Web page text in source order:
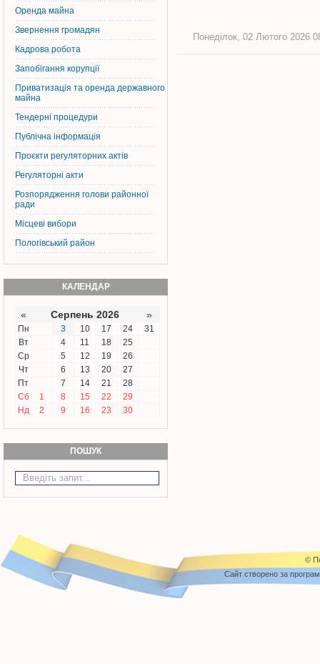
Оренда майна
Звернення громадян
Кадрова робота
Запобігання корупції
Приватизація та оренда державного
майна
Тендерні процедури
Публічна інформація
Проєкти регуляторних актів
Регуляторні акти
Розпорядження голови районної
ради
Місцеві вибори
Пологівський район
КАЛЕНДАР
« Серпень 2026 »
Пн 3 10 17 24
31
Вт
4 11 18
25
Ср
5 12 19
26
Чт
6 13 20
27
Пт
7 14 21
28
Сб
1 8 15 22
29
Нд
2 9 16 23 30
ПОШУК
Понеділок, 02 Лютого 2026
©
Cайт створено за